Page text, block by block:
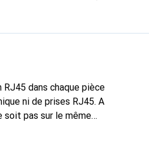
ni de prises RJ45. A
soit pas sur le même
la salle de loisirs n'est